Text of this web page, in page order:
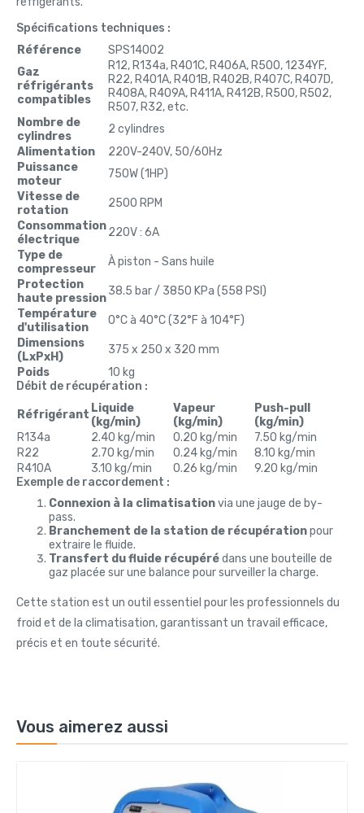
Spécifications techniques :
Référence
SPS14002
Gaz
réfrigérants
compatibles
R12, R134a, R401C, R406A, R500, 1234YF,
R22, R401A, R401B, R402B, R407C, R407D,
R408A, R409A, R411A, R412B, R500, R502,
R507, R32, etc.
Nombre de
cylindres
2 cylindres
Alimentation
220V-240V, 50/60Hz
Puissance
moteur
750W (1HP)
Vitesse de
rotation
2500 RPM
Consommation
électrique
220V : 6A
Type de
compresseur
À piston - Sans huile
Protection
haute pression
38.5 bar / 3850 KPa (558 PSI)
Température
d'utilisation
0°C à 40°C (32°F à 104°F)
Dimensions
(LxPxH)
375 x 250 x 320 mm
Poids
10 kg
Débit de récupération :
Réfrigérant Liquide
(kg/min)
Vapeur
(kg/min)
Push-pull
(kg/min)
R134a
2.40 kg/min 0.20 kg/min
7.50 kg/min
R22
2.70 kg/min 0.24 kg/min
8.10 kg/min
R410A
3.10 kg/min 0.26 kg/min
9.20 kg/min
Exemple de raccordement :
Connexion à la climatisationvia une jauge de by-
pass.
Branchement de la station de récupérationpour
extraire le fluide.
Transfert du fluide récupérédans une bouteille de
gaz placée sur une balance pour surveiller la charge.
Cette station est un outil essentiel pour les professionnels du
froid et de la climatisation, garantissant un travail efficace,
précis et en toute sécurité.
Vous aimerez aussi